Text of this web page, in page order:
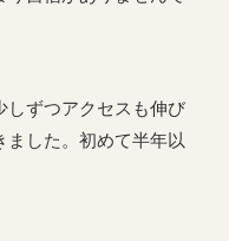
しずつアクセスも伸び
した。初めて半年以